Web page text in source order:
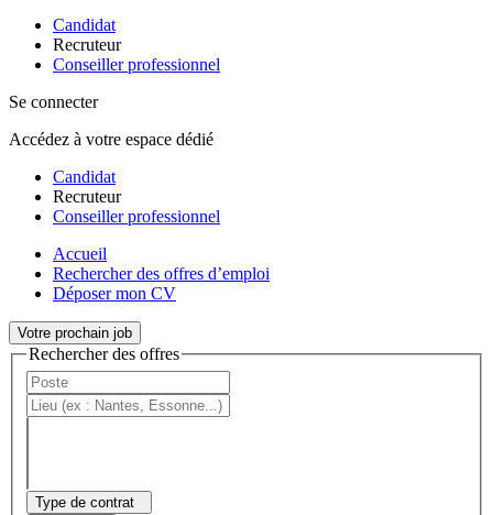
Candidat
Recruteur
Conseiller professionnel
Se connecter
Accédez à votre espace dédié
Candidat
Recruteur
Conseiller professionnel
Accueil
Rechercher des offres d’emploi
Déposer mon CV
Votre prochain job
Rechercher des offres
Type de contrat